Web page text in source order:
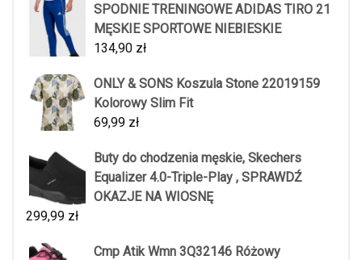
SPODNIE TRENINGOWE ADIDAS TIRO 21
MĘSKIE SPORTOWE NIEBIESKIE
134,90 zł
ONLY & SONS Koszula Stone 22019159
Kolorowy Slim Fit
69,99 zł
Buty do chodzenia męskie, Skechers
Equalizer 4.0-Triple-Play , SPRAWDŹ
OKAZJE NA WIOSNĘ
299,99 zł
Cmp Atik Wmn 3Q32146 Różowy